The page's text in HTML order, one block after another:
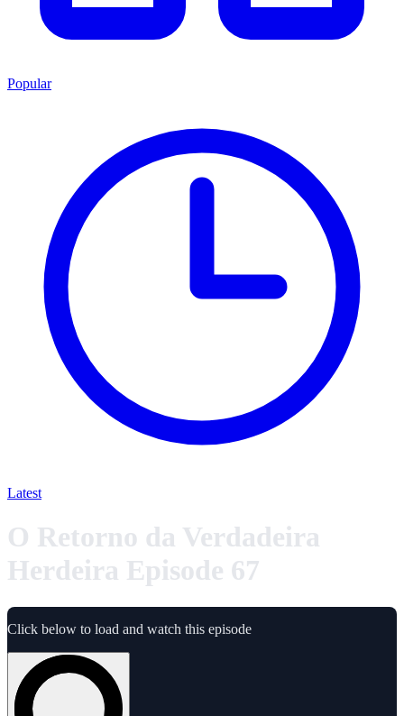
Popular
Latest
O Retorno da Verdadeira
Herdeira Episode 67
Click below to load and watch this episode